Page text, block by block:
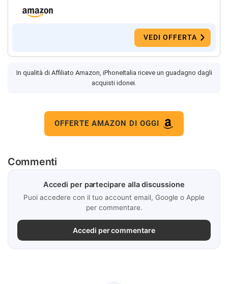
VEDI OFFERTA
In qualità di Affiliato Amazon, iPhoneItalia riceve un guadagno dagli
acquisti idonei.
OFFERTE AMAZON DI OGGI
Commenti
Accedi per partecipare alla discussione
Puoi accedere con il tuo account email, Google o Apple
per commentare.
Accedi per commentare